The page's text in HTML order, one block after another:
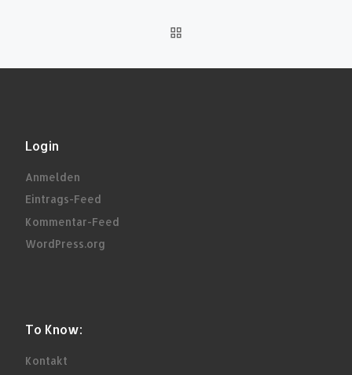
Login
Anmelden
Eintrags-Feed
Kommentar-Feed
WordPress.org
To Know:
Kontakt